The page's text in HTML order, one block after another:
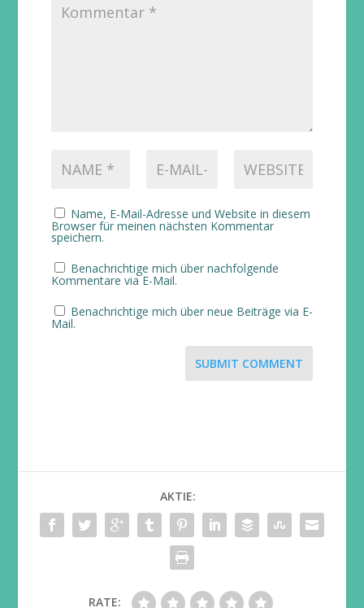
Name, E-Mail-Adresse und Website in diesem
Browser für meinen nächsten Kommentar
speichern.
Benachrichtige mich über nachfolgende
Kommentare via E-Mail.
Benachrichtige mich über neue Beiträge via E-
Mail.
SUBMIT COMMENT
AKTIE:
RATE: